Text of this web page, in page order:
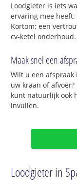
Loodgieter is iets
ervaring mee
Kortom; een
cv-ketel onderhoud.
Maak snel een
Wilt u een
uw kraan of
kunt natuurlijk ook
invullen.
Loodgieter in